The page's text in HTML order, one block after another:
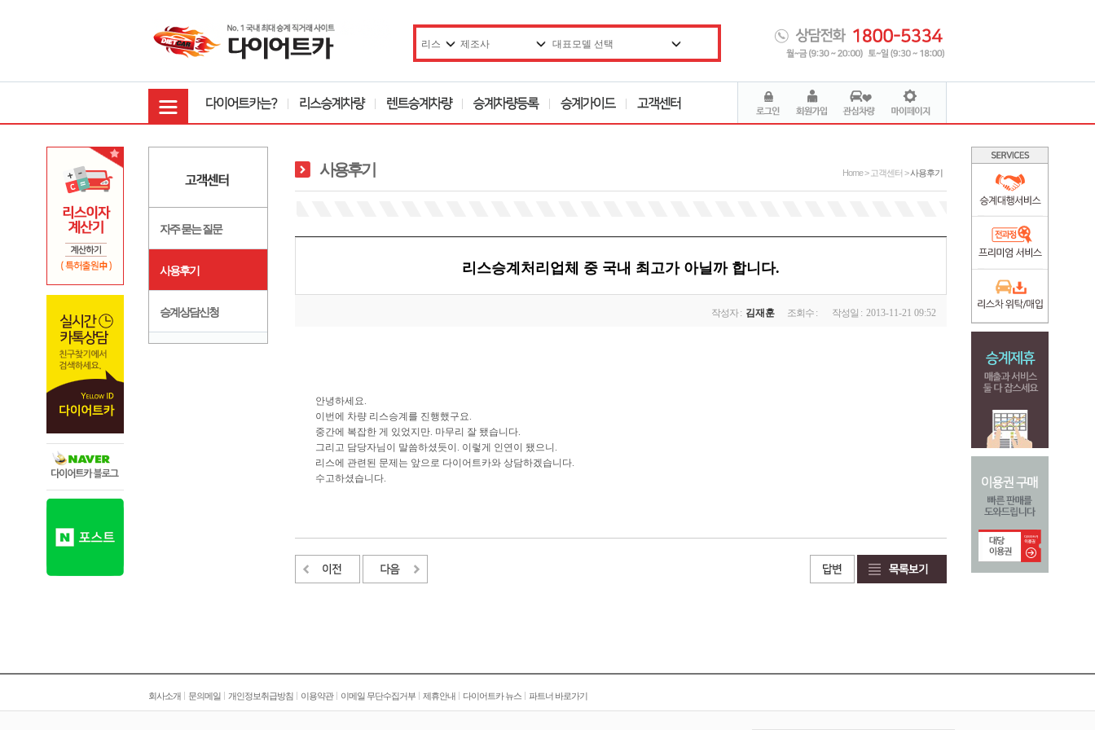
자주 묻는 질문
사용후기
승계상담신청
사용후기 Home > 고객센터 >사용후기
리스승계처리업체 중 국내 최고가 아닐까 합니다.
작성자 : 김재훈 조회수 : 작성일 : 2013-11-21 09:52
안녕하세요.
이번에 차량 리스승계를 진행했구요.
중간에 복잡한 게 있었지만. 마무리 잘 됐습니다.
그리고 담당자님이 말씀하셨듯이. 이렇게 인연이 됐으니.
리스에 관련된 문제는 앞으로 다이어트카와 상담하겠습니다.
수고하셨습니다.
회사소개 | 문의메일 | 개인정보취급방침 | 이용약관| 이메일 무단수집거부 | 제휴안내 | 다이어트카 뉴스 | 파트너 바로가기